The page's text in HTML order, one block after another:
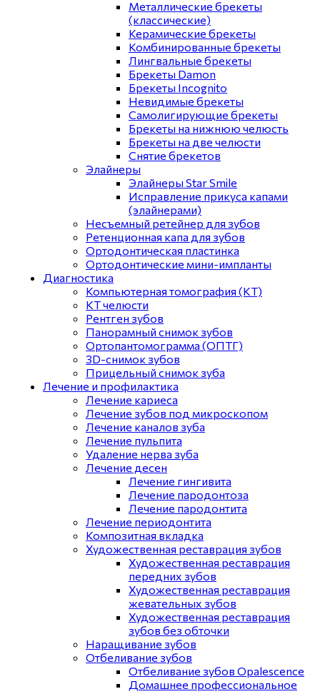
Металлические брекеты
(классические)
Керамические брекеты
Комбинированные брекеты
Лингвальные брекеты
Брекеты Damon
Брекеты Incognito
Невидимые брекеты
Самолигирующие брекеты
Брекеты на нижнюю челюсть
Брекеты на две челюсти
Снятие брекетов
Элайнеры
Элайнеры Star Smile
Исправление прикуса капами
(элайнерами)
Несъемный ретейнер для зубов
Ретенционная капа для зубов
Ортодонтическая пластинка
Ортодонтические мини-импланты
Диагностика
Компьютерная томография (КТ)
КТ челюсти
Рентген зубов
Панорамный снимок зубов
Ортопантомограмма (ОПТГ)
3D-снимок зубов
Прицельный снимок зуба
Лечение и профилактика
Лечение кариеса
Лечение зубов под микроскопом
Лечение каналов зуба
Лечение пульпита
Удаление нерва зуба
Лечение десен
Лечение гингивита
Лечение пародонтоза
Лечение пародонтита
Лечение периодонтита
Композитная вкладка
Художественная реставрация зубов
Художественная реставрация
передних зубов
Художественная реставрация
жевательных зубов
Художественная реставрация
зубов без обточки
Наращивание зубов
Отбеливание зубов
Отбеливание зубов Opalescence
Домашнее профессиональное